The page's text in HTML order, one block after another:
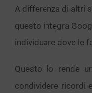
A differenza di altri
questo integra
individuare dove le
Questo lo rende
condividere ricordi